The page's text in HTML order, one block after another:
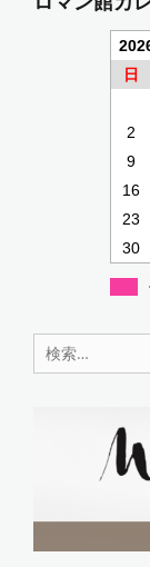
日
2
9
16
23
30
索: